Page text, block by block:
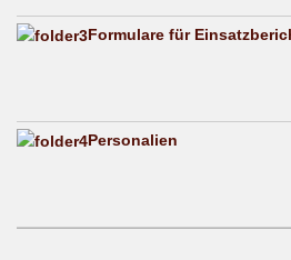
Formulare für
Personalien